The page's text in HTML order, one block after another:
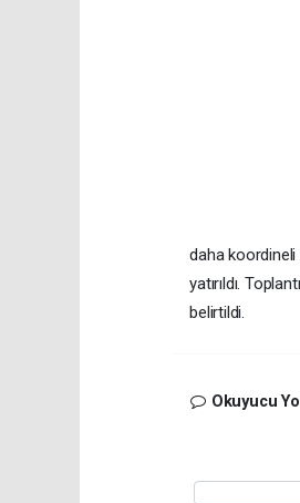
daha koordineli
yatırıldı.
belirtildi.
Okuyucu